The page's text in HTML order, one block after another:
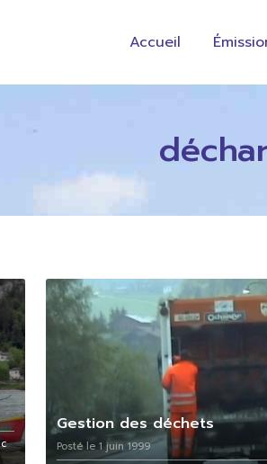
Accueil
Gestion des déchets
Posté le 1 juin 1999